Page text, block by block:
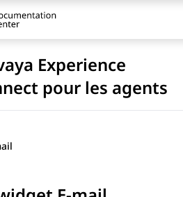
Experience
pour les agents